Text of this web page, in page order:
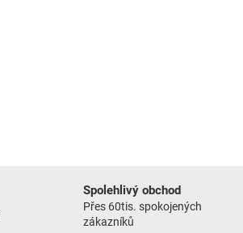
Spolehlivý obchod
Přes 60tis. spokojených
zákazníků